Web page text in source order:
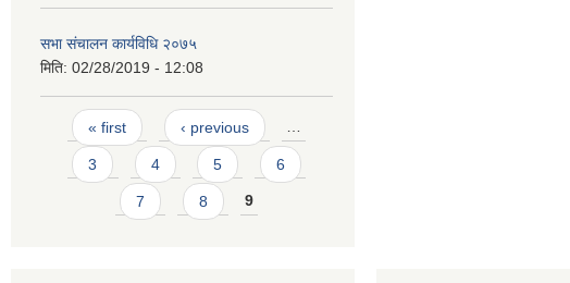
सभा संचालन कार्यविधि २०७५
मिति: 02/28/2019 - 12:08
Pages
« first ‹ previous …
3 4 5 6
7 8 9